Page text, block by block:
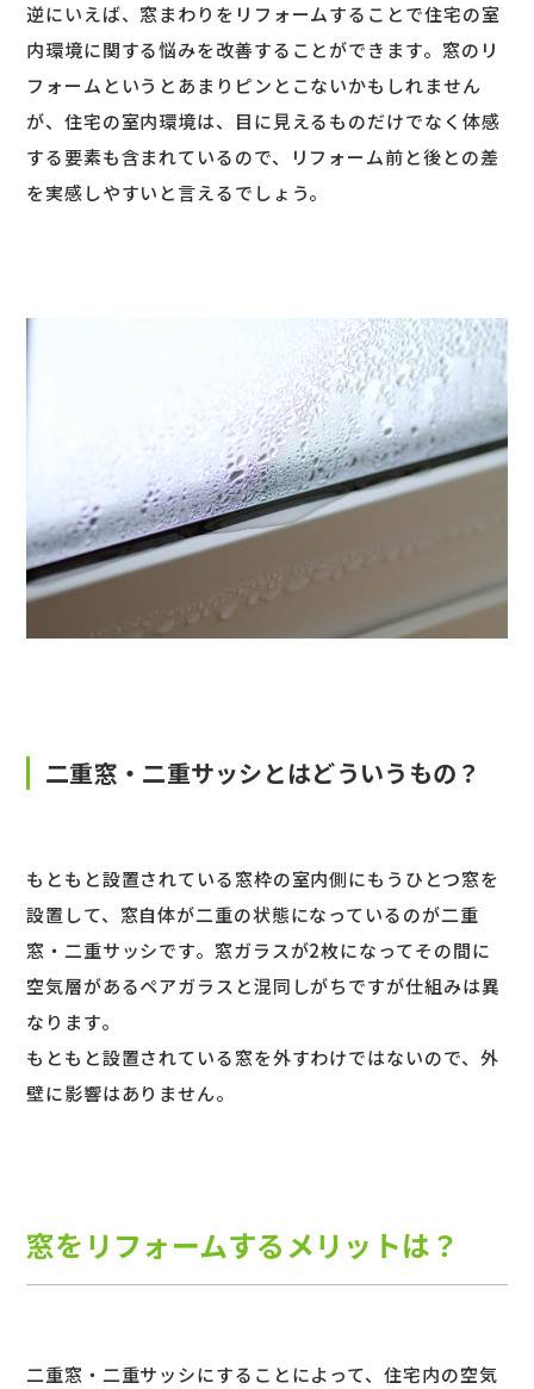
逆にいえば、窓まわりをリフォームすることで住宅の室
内環境に関する悩みを改善することができます。窓のリ
フォームというとあまりピンとこないかもしれません
が、住宅の室内環境は、目に見えるものだけでなく体感
する要素も含まれているので、リフォーム前と後との差
を実感しやすいと言えるでしょう。
二重窓・二重サッシとはどういうもの？
もともと設置されている窓枠の室内側にもうひとつ窓を
設置して、窓自体が二重の状態になっているのが二重
窓・二重サッシです。窓ガラスが2枚になってその間に
空気層があるペアガラスと混同しがちですが仕組みは異
なります。
もともと設置されている窓を外すわけではないので、外
壁に影響はありません。
窓をリフォームするメリットは？
二重窓・二重サッシにすることによって、住宅内の空気